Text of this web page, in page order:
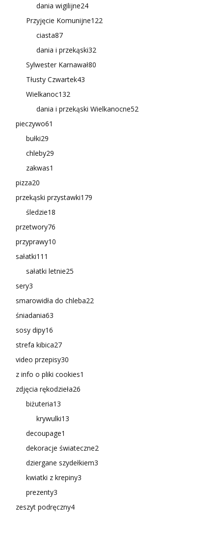
dania wigilijne24
Przyjęcie Komunijne122
ciasta87
dania i przekąski32
Sylwester Karnawał80
Tłusty Czwartek43
Wielkanoc132
dania i przekąski Wielkanocne52
pieczywo61
bułki29
chleby29
zakwas1
pizza20
przekąski przystawki179
śledzie18
przetwory76
przyprawy10
sałatki111
sałatki letnie25
sery3
smarowidła do chleba22
śniadania63
sosy dipy16
strefa kibica27
video przepisy30
z info o pliki cookies1
zdjęcia rękodzieła26
biżuteria13
krywulki13
decoupage1
dekoracje świateczne2
dziergane szydełkiem3
kwiatki z krepiny3
prezenty3
zeszyt podręczny4